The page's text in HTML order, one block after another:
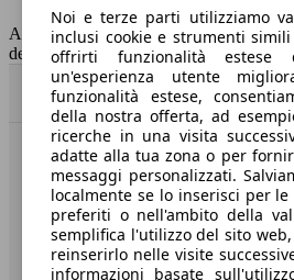
Capacità del serbatoio
55 l
AutoScout24 non si assume alcuna
dei dati.
Benvenuti su AutoScout24, il
Società
A proposito di AutoScout24
Noi e terze parti utilizziamo
inclusi cookie e strumenti
offrirti funzionalità
un'esperienza utente
funzionalità estese,
della nostra offerta, ad
ricerche in una visita
adatte alla tua zona o per
messaggi personalizzati.
localmente se lo inserisci per
preferiti o nell'ambito della
semplifica l'utilizzo del sito
reinserirlo nelle visite
informazioni basate